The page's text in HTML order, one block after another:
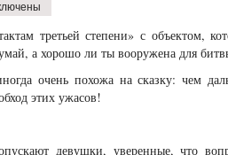
третьей степени» с объектом,
а хорошо ли ты вооружена для
очень похожа на сказку: чем
этих ужасов!
девушки, уверенные, что